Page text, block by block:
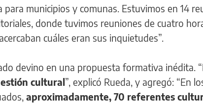
para municipios y comunas. Estuvimos en 14
donde tuvimos reuniones de cuatro
cuáles eran sus inquietudes”.
devino en una propuesta formativa inédita.
cultural”, explicó Rueda, y agregó: “En
aproximadamente, 70 referentes